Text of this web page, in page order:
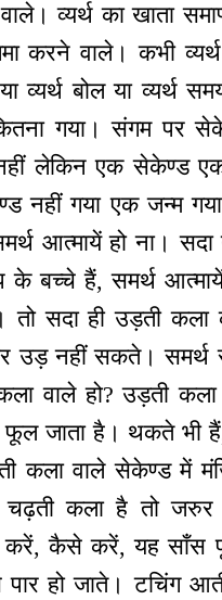
व्यर्थ का खाता
करने वाले। कभी
व्यर्थ बोल या व्यर्थ
गया। संगम पर
लेकिन एक सेकेण्ड
नहीं गया एक जन्म
आत्मायें हो ना।
के बच्चे हैं, समर्थ
तो सदा ही उड़ती
उड़ नहीं सकते। समर्थ
वाले हो? उड़ती
जाता है। थकते भी
कला वाले सेकेण्ड में
कला है तो
करें, कैसे करें, यह साँस
हो जाते। टचिंग